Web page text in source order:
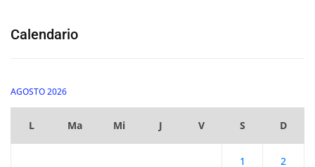
Calendario
AGOSTO 2026
L Ma Mi J V S D
1 2